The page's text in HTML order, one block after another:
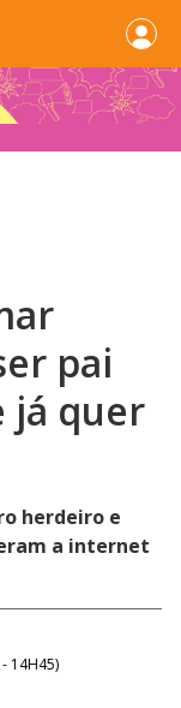
pai
já quer
herdeiro e
a internet
14H45)